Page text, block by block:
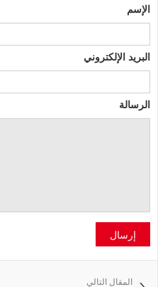
الإسم
البريد الإلكتروني
الرسالة
إرسال
المقال التالي